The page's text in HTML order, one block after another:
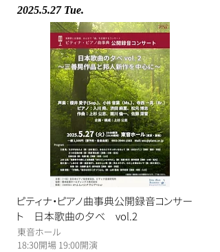
2025.5.27Tue.
ピティナ・ピアノ曲事典公開録音コンサー
ト 日本歌曲の夕べ vol.2
東音ホール
​18:30開場 19:00開演